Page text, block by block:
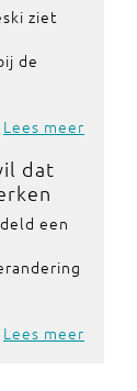
ziet
de
Lees meer
dat
een
Lees meer